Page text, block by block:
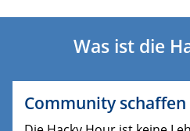
Was ist die
Community schaffen